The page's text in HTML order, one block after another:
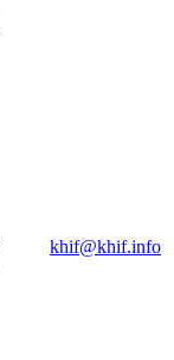
khif@khif.info